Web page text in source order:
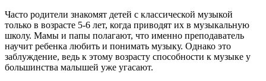
Часто родители знакомят детей с классической музыкой
только в возрасте 5-6 лет, когда приводят их в музыкальную
школу. Мамы и папы полагают, что именно преподаватель
научит ребенка любить и понимать музыку. Однако это
заблуждение, ведь к этому возрасту способности к музыке у
большинства малышей уже угасают.